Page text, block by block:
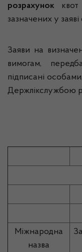
розрахунок
зазначених у заяві
Заяви на
вимогам,
підписані
Держлікслужбою
Міжнародна
назва